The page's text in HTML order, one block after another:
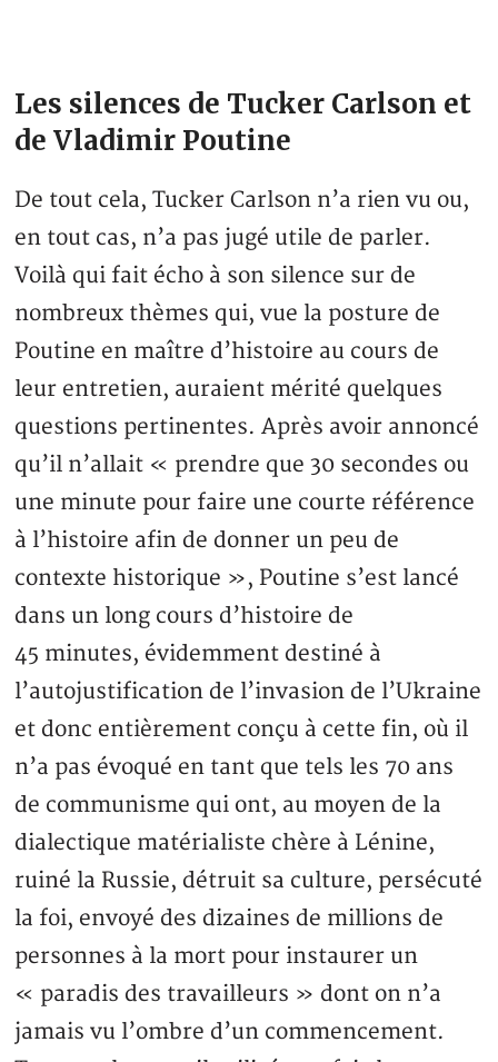
Les silences de Tucker Carlson et
de Vladimir Poutine
De tout cela, Tucker Carlson n’a rien vu ou,
en tout cas, n’a pas jugé utile de parler.
Voilà qui fait écho à son silence sur de
nombreux thèmes qui, vue la posture de
Poutine en maître d’histoire au cours de
leur entretien, auraient mérité quelques
questions pertinentes. Après avoir annoncé
qu’il n’allait « prendre que 30 secondes ou
une minute pour faire une courte référence
à l’histoire afin de donner un peu de
contexte historique », Poutine s’est lancé
dans un long cours d’histoire de
45 minutes, évidemment destiné à
l’autojustification de l’invasion de l’Ukraine
et donc entièrement conçu à cette fin, où il
n’a pas évoqué en tant que tels les 70 ans
de communisme qui ont, au moyen de la
dialectique matérialiste chère à Lénine,
ruiné la Russie, détruit sa culture, persécuté
la foi, envoyé des dizaines de millions de
personnes à la mort pour instaurer un
« paradis des travailleurs » dont on n’a
jamais vu l’ombre d’un commencement.